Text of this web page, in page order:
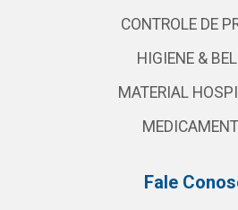
CONTROLE DE
HIGIENE &
MATERIAL
Fale